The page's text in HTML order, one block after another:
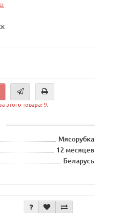
этого товара: 9.
Мясорубка
12 месяцев
Беларусь